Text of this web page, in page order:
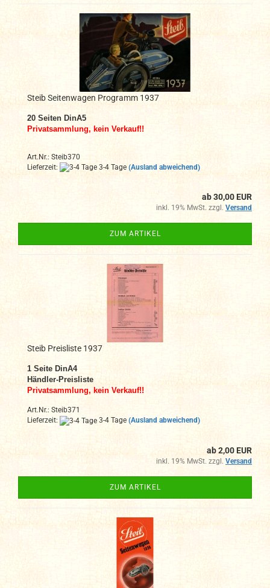
Steib Seitenwagen Programm 1937
20 Seiten DinA5
Privatsammlung, kein Verkauf!!
Art.Nr.: Steib370
Lieferzeit:
3-4 Tage (Ausland abweichend)
ab 30,00 EUR
inkl. 19% MwSt. zzgl. Versand
ZUM ARTIKEL
Steib Preisliste 1937
1 Seite DinA4
Händler-Preisliste
Privatsammlung, kein Verkauf!!
Art.Nr.: Steib371
Lieferzeit:
3-4 Tage (Ausland abweichend)
ab 2,00 EUR
inkl. 19% MwSt. zzgl. Versand
ZUM ARTIKEL